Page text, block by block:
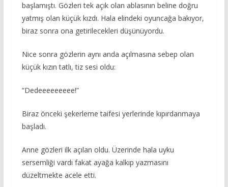
başlamıştı. Gözleri tek açık olan ablasının beline doğru
yatmış olan küçük kızdı. Hala elindeki oyuncağa bakıyor,
biraz sonra ona getirilecekleri düşünüyordu.
Nice sonra gözlerin aynı anda açılmasına sebep olan
küçük kızın tatlı, tiz sesi oldu:
“Dedeeeeeeeee!”
Biraz önceki şekerleme taifesi yerlerinde kıpırdanmaya
başladı.
Anne gözleri ilk açılan oldu. Üzerinde hala uyku
sersemliği vardı fakat ayağa kalkıp yazmasını
düzeltmekte acele etti.